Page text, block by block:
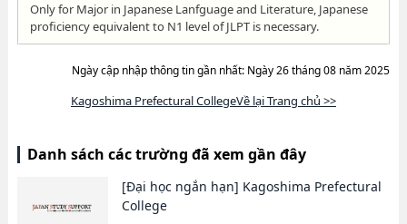
Only for Major in Japanese Lanfguage and Literature, Japanese
proficiency equivalent to N1 level of JLPT is necessary.
Ngày cập nhập thông tin gần nhất: Ngày 26 tháng 08 năm 2025
Kagoshima Prefectural CollegeVề lại Trang chủ >>
Danh sách các trường đã xem gần đây
[Đại học ngắn hạn] Kagoshima Prefectural
College